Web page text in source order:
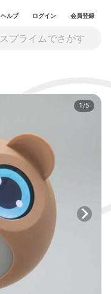
ヘルプ ログイン 会員登録
1/5